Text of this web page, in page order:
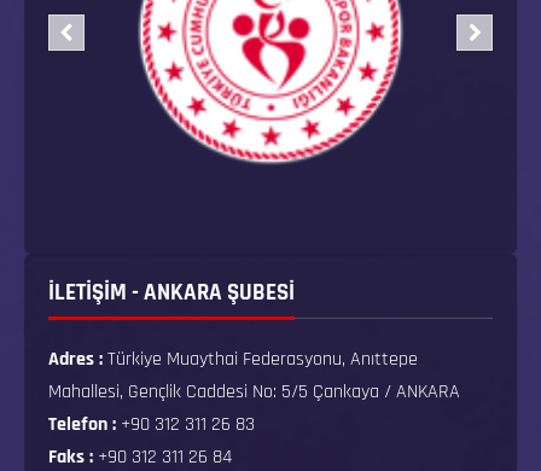
İLETİŞİM - ANKARA ŞUBESİ
Adres :Türkiye Muaythai Federasyonu, Anıttepe
Mahallesi, Gençlik Caddesi No: 5/5 Çankaya / ANKARA
Telefon : +90 312 311 26 83
Faks : +90 312 311 26 84